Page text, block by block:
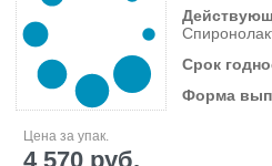
Срок
Форма
Цена за упак.
4 570 руб.